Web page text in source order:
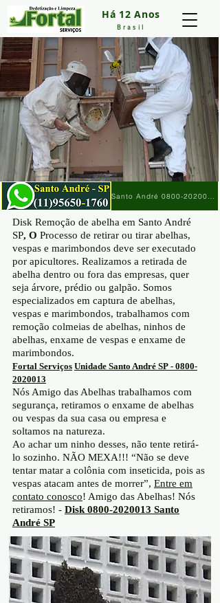
Há 12 Anos
Brasil
Disk Remoção de abelha em Santo André
SP, O Processo de retirar ou tirar abelhas,
vespas e marimbondos deve ser executado
por apicultores. Realizamos a retirada de
abelha dentro ou fora das empresas, quer
seja árvore, prédio ou galpão. Somos
especializados em captura de abelhas,
vespas e marimbondos, trabalhamos com
remoção colmeias de abelhas, ninhos de
abelhas, enxame de vespas e enxame de
marimbondos.
Fortal Serviços Unidade Santo André SP - 0800-
2020013
Nós Amigo das Abelhas trabalhamos com
segurança, retiramos o enxame de abelhas
ou vespas da sua casa ou empresa e
soltamos na natureza.
Ao achar um ninho desses, não tente retirá-
lo sozinho. NÃO MEXA!!! “Não se deve
tentar matar a colônia com inseticida, pois as
vespas atacam antes de morrer”, Entre em
contato conosco! Amigo das Abelhas! Nós
retiramos! - Disk 0800-2020013 Santo
André SP